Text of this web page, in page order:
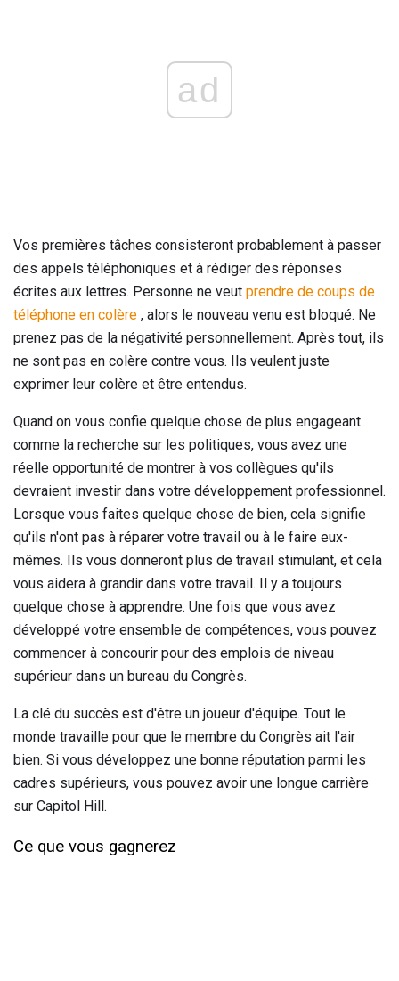
ad
Vos premières tâches consisteront probablement à passer
des appels téléphoniques et à rédiger des réponses
écrites aux lettres. Personne ne veut prendre de coups de
téléphone en colère , alors le nouveau venu est bloqué. Ne
prenez pas de la négativité personnellement. Après tout, ils
ne sont pas en colère contre vous. Ils veulent juste
exprimer leur colère et être entendus.
Quand on vous confie quelque chose de plus engageant
comme la recherche sur les politiques, vous avez une
réelle opportunité de montrer à vos collègues qu'ils
devraient investir dans votre développement professionnel.
Lorsque vous faites quelque chose de bien, cela signifie
qu'ils n'ont pas à réparer votre travail ou à le faire eux-
mêmes. Ils vous donneront plus de travail stimulant, et cela
vous aidera à grandir dans votre travail. Il y a toujours
quelque chose à apprendre. Une fois que vous avez
développé votre ensemble de compétences, vous pouvez
commencer à concourir pour des emplois de niveau
supérieur dans un bureau du Congrès.
La clé du succès est d'être un joueur d'équipe. Tout le
monde travaille pour que le membre du Congrès ait l'air
bien. Si vous développez une bonne réputation parmi les
cadres supérieurs, vous pouvez avoir une longue carrière
sur Capitol Hill.
Ce que vous gagnerez